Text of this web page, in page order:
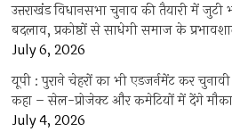
उत्तराखंंड विधानसभा चुनाव की तैयारी में
बदलाव, प्रकोष्ठों से साधेगी समाज के
July 6, 2026
यूपी : पुराने चेहरों का भी एडजर्नमेंट कर
कहा – सेल-प्रोजेक्ट और कमेटियों में देंगे मौका
July 4, 2026